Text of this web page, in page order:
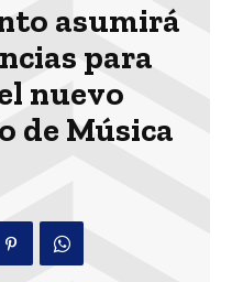
asumirá
para
nuevo
de Música